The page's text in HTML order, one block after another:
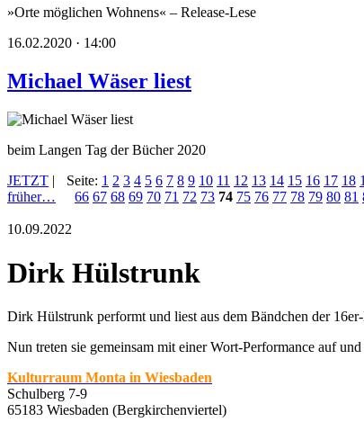
»Orte möglichen Wohnens« – Release-Lese
16.02.2020 · 14:00
Michael Wäser liest
beim Langen Tag der Bücher 2020
JETZT |
früher…
Seite: 1 2 3 4 5 6 7 8 9 10 11 12 13 14 15 16 17 18
66 67 68 69 70 71 72 73 74 75 76 77 78 79 80 81
10.09.2022
Dirk Hülstrunk
Dirk Hülstrunk performt und liest aus dem Bändchen der
Nun treten sie gemeinsam mit einer Wort-Performance auf
Kulturraum Monta in Wiesbaden
Schulberg 7-9
65183 Wiesbaden (Bergkirchenviertel)